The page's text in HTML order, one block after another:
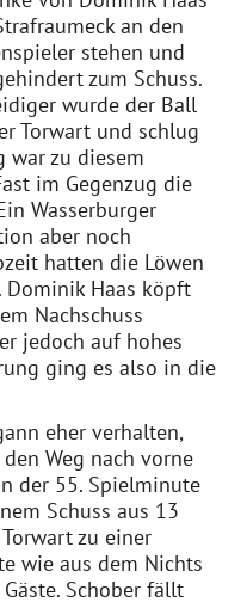
an den
stehen und
zum Schuss.
wurde der Ball
Torwart und schlug
war zu diesem
im Gegenzug die
Wasserburger
aber noch
hatten die Löwen
Dominik Haas köpft
Nachschuss
jedoch auf hohes
ging es also in die
eher verhalten,
Weg nach vorne
der 55. Spielminute
Schuss aus 13
zu einer
wie aus dem Nichts
Schober fällt